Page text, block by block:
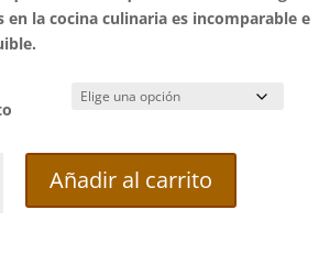
en la cocina culinaria es incomparable e
Añadir al carrito